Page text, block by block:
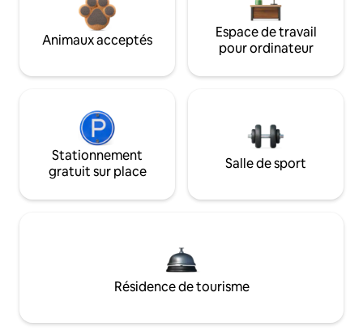
Animaux acceptés
Espace de travail
pour ordinateur
Stationnement
gratuit sur place
Salle de sport
Résidence de tourisme